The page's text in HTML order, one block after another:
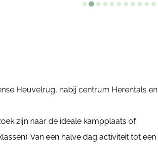
Heuvelrug, nabij centrum Herentals en
zijn naar de ideale kampplaats of
Van een halve dag activiteit tot een